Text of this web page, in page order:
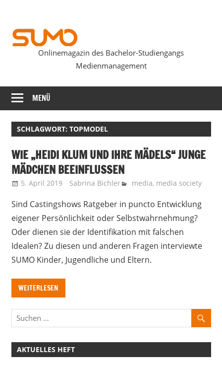
springen
SUMOmag
Onlinemagazin des Bachelor-Studiengangs
Medienmanagement
MENÜ
SCHLAGWORT: TOPMODEL
WIE „HEIDI KLUM UND IHRE MÄDELS“ JUNGE
MÄDCHEN BEEINFLUSSEN
5. April 2019 Sabrina Bichler media, media society
Sind Castingshows Ratgeber in puncto Entwicklung
eigener Persönlichkeit oder Selbstwahrnehmung?
Oder dienen sie der Identifikation mit falschen
Idealen? Zu diesen und anderen Fragen interviewte
SUMO Kinder, Jugendliche und Eltern.
WEITERLESEN
AKTUELLES HEFT